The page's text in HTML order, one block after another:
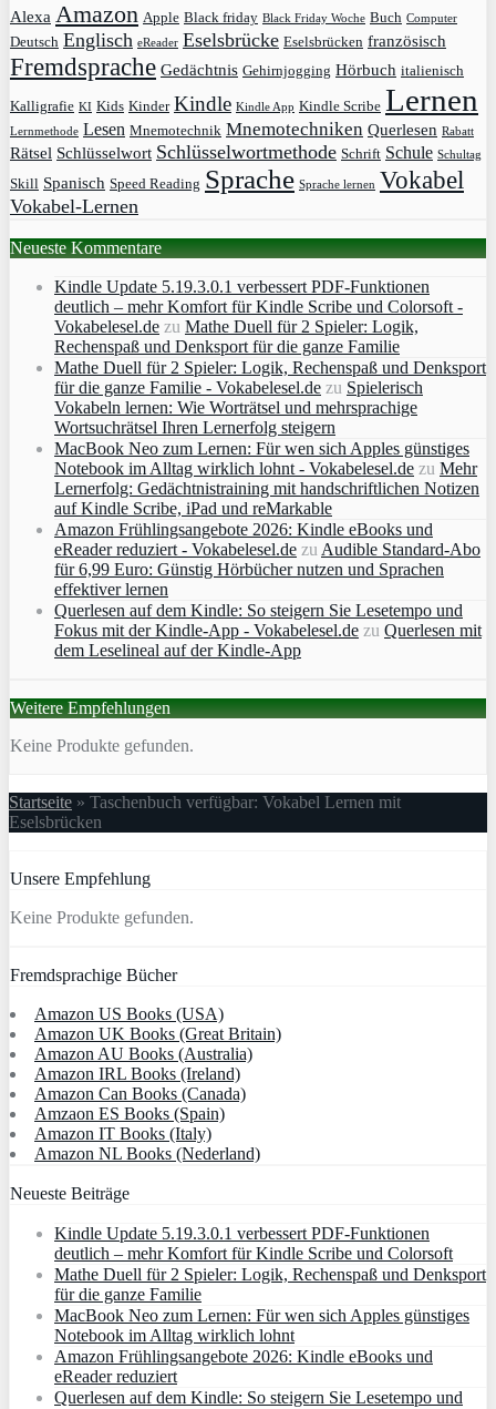
Alexa Amazon Apple Black friday Black Friday Woche Buch Computer
Deutsch Englisch eReader Eselsbrücke Eselsbrücken französisch
Fremdsprache Gedächtnis Gehirnjogging Hörbuch italienisch
Kalligrafie KI Kids Kinder Kindle Kindle App Kindle Scribe Lernen
Lernmethode Lesen Mnemotechnik Mnemotechniken Querlesen Rabatt
Rätsel Schlüsselwort Schlüsselwortmethode Schrift Schule Schultag
Skill Spanisch Speed Reading Sprache Sprache lernen Vokabel
Vokabel-Lernen
Neueste Kommentare
Kindle Update 5.19.3.0.1 verbessert PDF-Funktionen
deutlich – mehr Komfort für Kindle Scribe und Colorsoft -
Vokabelesel.de zu Mathe Duell für 2 Spieler: Logik,
Rechenspaß und Denksport für die ganze Familie
Mathe Duell für 2 Spieler: Logik, Rechenspaß und Denksport
für die ganze Familie - Vokabelesel.de zu Spielerisch
Vokabeln lernen: Wie Worträtsel und mehrsprachige
Wortsuchrätsel Ihren Lernerfolg steigern
MacBook Neo zum Lernen: Für wen sich Apples günstiges
Notebook im Alltag wirklich lohnt - Vokabelesel.de zu Mehr
Lernerfolg: Gedächtnistraining mit handschriftlichen Notizen
auf Kindle Scribe, iPad und reMarkable
Amazon Frühlingsangebote 2026: Kindle eBooks und
eReader reduziert - Vokabelesel.de zu Audible Standard-Abo
für 6,99 Euro: Günstig Hörbücher nutzen und Sprachen
effektiver lernen
Querlesen auf dem Kindle: So steigern Sie Lesetempo und
Fokus mit der Kindle-App - Vokabelesel.de zu Querlesen mit
dem Leselineal auf der Kindle-App
Weitere Empfehlungen
Keine Produkte gefunden.
Startseite » Taschenbuch verfügbar: Vokabel Lernen mit
Eselsbrücken
Unsere Empfehlung
Keine Produkte gefunden.
Fremdsprachige Bücher
Amazon US Books (USA)
Amazon UK Books (Great Britain)
Amazon AU Books (Australia)
Amazon IRL Books (Ireland)
Amazon Can Books (Canada)
Amzaon ES Books (Spain)
Amazon IT Books (Italy)
Amazon NL Books (Nederland)
Neueste Beiträge
Kindle Update 5.19.3.0.1 verbessert PDF-Funktionen
deutlich – mehr Komfort für Kindle Scribe und Colorsoft
Mathe Duell für 2 Spieler: Logik, Rechenspaß und Denksport
für die ganze Familie
MacBook Neo zum Lernen: Für wen sich Apples günstiges
Notebook im Alltag wirklich lohnt
Amazon Frühlingsangebote 2026: Kindle eBooks und
eReader reduziert
Querlesen auf dem Kindle: So steigern Sie Lesetempo und